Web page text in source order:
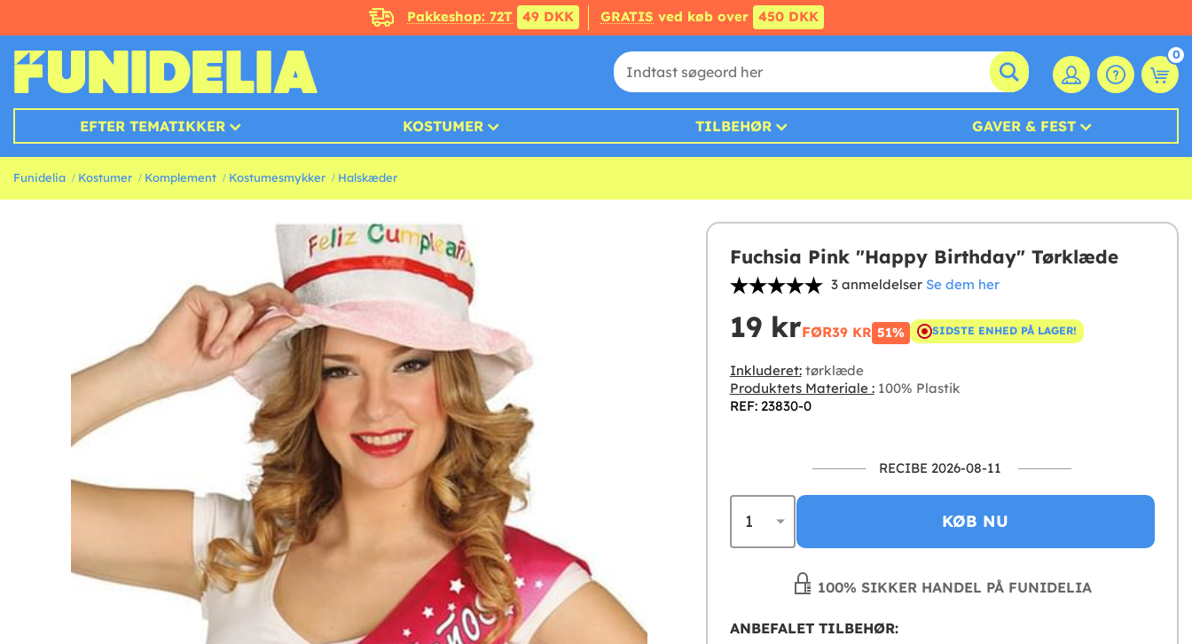
Pakkeshop: 72T 49 DKK GRATIS ved køb over 450 DKK
0
EFTER TEMATIKKER KOSTUMER TILBEHØR GAVER & FEST
Funidelia Kostumer Komplement Kostumesmykker Halskæder
Fuchsia Pink "Happy Birthday" Tørklæde
3 anmeldelser Se dem her
19 krFØR39 KR 51% SIDSTE ENHED PÅ LAGER!
Inkluderet:tørklæde
Produktets Materiale :100% Plastik
REF: 23830-0
RECIBE 2026-08-11
KØB NU
100% SIKKER HANDEL PÅ FUNIDELIA
ANBEFALET TILBEHØR: